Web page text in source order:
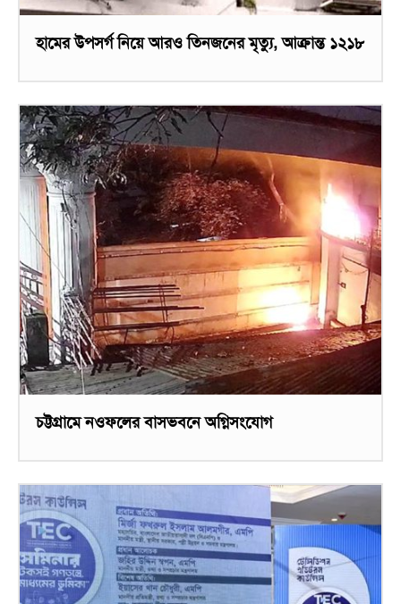
হামের উপসর্গ নিয়ে আরও তিনজনের মৃত্যু, আক্রান্ত ১২১৮
চট্টগ্রামে নওফলের বাসভবনে অগ্নিসংযোগ